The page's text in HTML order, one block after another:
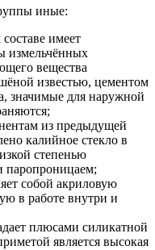
иные:
имеет
измельчённых
вещества
известью, цементом
значимые для наружной
из предыдущей
калийное стекло в
степенью
паропроницаем;
собой акриловую
в работе внутри и
плюсами силикатной
является высокая